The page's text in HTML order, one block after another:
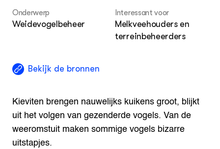
Over ons
Kennisportaal Boerenlandvogels
Onderwerp
Weidevogelbeheer
Interessant voor
Melkveehouders en
terreinbeheerders
Bekijk de bronnen
Kieviten brengen nauwelijks kuikens groot, blijkt
uit het volgen van gezenderde vogels. Van de
weeromstuit maken sommige vogels bizarre
uitstapjes.